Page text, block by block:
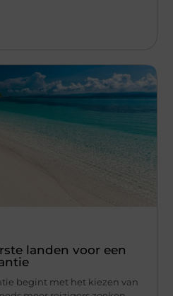
landen voor een
begint met het kiezen van